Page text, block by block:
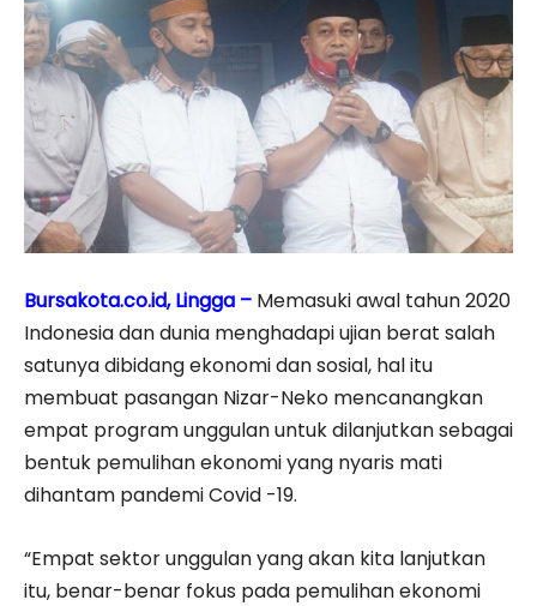
Bursakota.co.id, Lingga – Memasuki awal tahun 2020
Indonesia dan dunia menghadapi ujian berat salah
satunya dibidang ekonomi dan sosial, hal itu
membuat pasangan Nizar-Neko mencanangkan
empat program unggulan untuk dilanjutkan sebagai
bentuk pemulihan ekonomi yang nyaris mati
dihantam pandemi Covid -19.
“Empat sektor unggulan yang akan kita lanjutkan
itu, benar-benar fokus pada pemulihan ekonomi